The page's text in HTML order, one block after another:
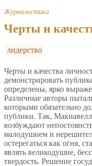
Журналистика
Черты и
лидерство
Черты и качества
демонстрировать
определены, ярко
Различные авторы
которыми обязательно
публики. Так,
возбуждают
малодушием и
остерегаться как огня,
являть великодушие,
твердость. Решение